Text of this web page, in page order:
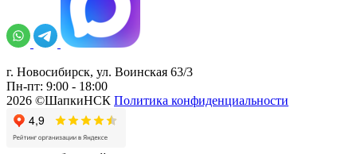
г. Новосибирск, ул. Воинская 63/3
Пн-пт: 9:00 - 18:00
2026 ©ШапкиНСК Политика конфиденциальности